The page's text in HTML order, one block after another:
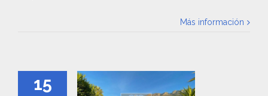
Más información
15